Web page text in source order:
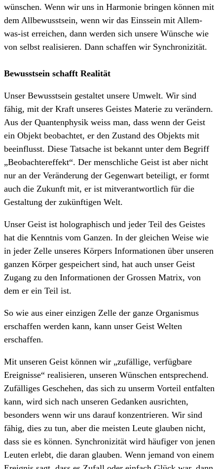
wünschen. Wenn wir uns in Harmonie bringen können mit
dem Allbewusstsein, wenn wir das Einssein mit Allem-
was-ist erreichen, dann werden sich unsere Wünsche wie
von selbst realisieren. Dann schaffen wir Synchronizität.
Bewusstsein schafft Realität
Unser Bewusstsein gestaltet unsere Umwelt. Wir sind
fähig, mit der Kraft unseres Geistes Materie zu verändern.
Aus der Quantenphysik weiss man, dass wenn der Geist
ein Objekt beobachtet, er den Zustand des Objekts mit
beeinflusst. Diese Tatsache ist bekannt unter dem Begriff
„Beobachtereffekt“. Der menschliche Geist ist aber nicht
nur an der Veränderung der Gegenwart beteiligt, er formt
auch die Zukunft mit, er ist mitverantwortlich für die
Gestaltung der zukünftigen Welt.
Unser Geist ist holographisch und jeder Teil des Geistes
hat die Kenntnis vom Ganzen. In der gleichen Weise wie
in jeder Zelle unseres Körpers Informationen über unseren
ganzen Körper gespeichert sind, hat auch unser Geist
Zugang zu den Informationen der Grossen Matrix, von
dem er ein Teil ist.
So wie aus einer einzigen Zelle der ganze Organismus
erschaffen werden kann, kann unser Geist Welten
erschaffen.
Mit unseren Geist können wir „zufällige, verfügbare
Ereignisse“ realisieren, unseren Wünschen entsprechend.
Zufälliges Geschehen, das sich zu unserm Vorteil entfalten
kann, wird sich nach unseren Gedanken ausrichten,
besonders wenn wir uns darauf konzentrieren. Wir sind
fähig, dies zu tun, aber die meisten Leute glauben nicht,
dass sie es können. Synchronizität wird häufiger von jenen
Leuten erlebt, die daran glauben. Wenn jemand von einem